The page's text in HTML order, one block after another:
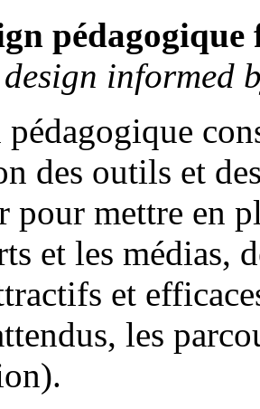
pédagogique
informed
des outils et
pour mettre en
et les médias,
et
les